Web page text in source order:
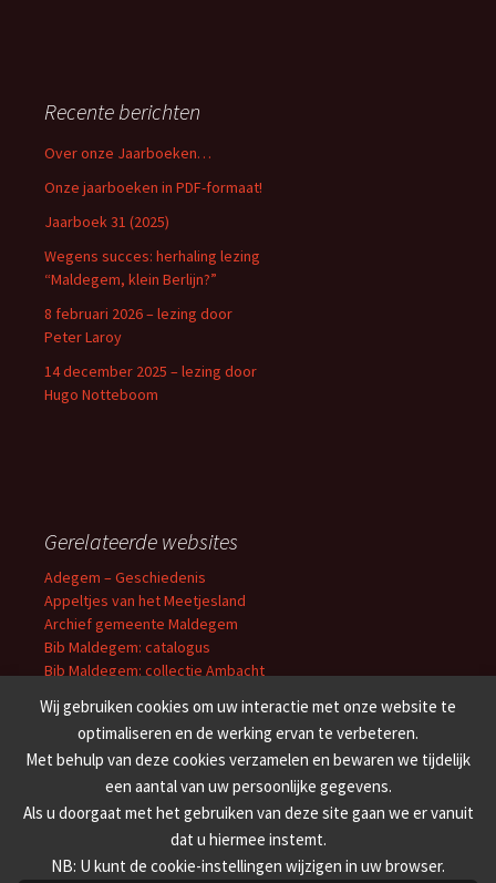
Recente berichten
Over onze Jaarboeken…
Onze jaarboeken in PDF-formaat!
Jaarboek 31 (2025)
Wegens succes: herhaling lezing
“Maldegem, klein Berlijn?”
8 februari 2026 – lezing door
Peter Laroy
14 december 2025 – lezing door
Hugo Notteboom
Gerelateerde websites
Adegem – Geschiedenis
Appeltjes van het Meetjesland
Archief gemeente Maldegem
Bib Maldegem: catalogus
Bib Maldegem: collectie Ambacht
Cultuuroverleg Meetjesland
Erfgoedbank Meetjesland
Familiekunde Meetjesland
’t Getrouwe Maldeghem
Weekblad van Maldeghem
Wij gebruiken cookies om uw interactie met onze website te
optimaliseren en de werking ervan te verbeteren.
Met behulp van deze cookies verzamelen en bewaren we tijdelijk
een aantal van uw persoonlijke gegevens.
Als u doorgaat met het gebruiken van deze site gaan we er vanuit
dat u hiermee instemt.
NB: U kunt de cookie-instellingen wijzigen in uw browser.